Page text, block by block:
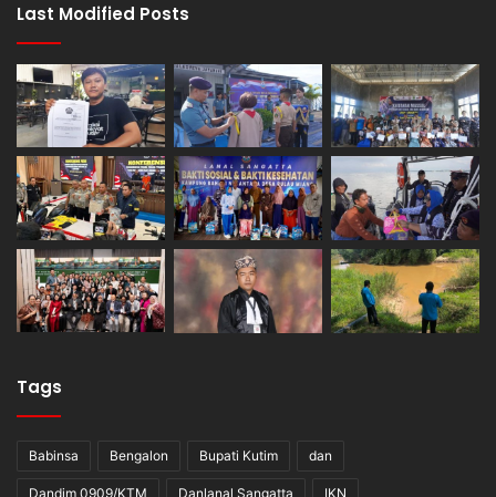
Last Modified Posts
Tags
Babinsa Bengalon Bupati Kutim dan
Dandim 0909/KTM Danlanal Sangatta IKN